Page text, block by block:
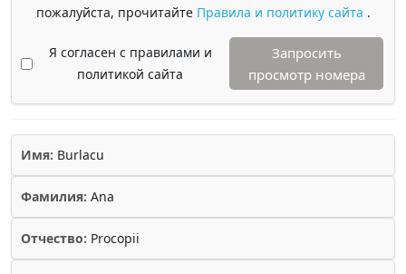
пожалуйста, прочитайте Правила и политику сайта .
Я согласен с правилами и
политикой сайта
Запросить
просмотр номера
Имя: Burlacu
Фамилия: Ana
Отчество: Procopii